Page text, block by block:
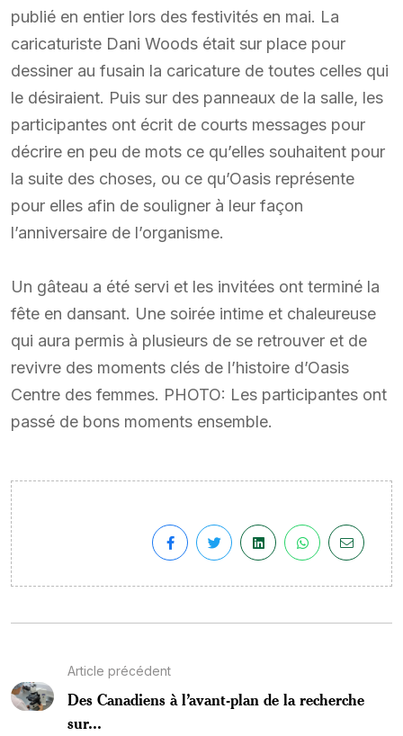
publié en entier lors des festivités en mai. La
caricaturiste Dani Woods était sur place pour
dessiner au fusain la caricature de toutes celles qui
le désiraient. Puis sur des panneaux de la salle, les
participantes ont écrit de courts messages pour
décrire en peu de mots ce qu’elles souhaitent pour
la suite des choses, ou ce qu’Oasis représente
pour elles afin de souligner à leur façon
l’anniversaire de l’organisme.
Un gâteau a été servi et les invitées ont terminé la
fête en dansant. Une soirée intime et chaleureuse
qui aura permis à plusieurs de se retrouver et de
revivre des moments clés de l’histoire d’Oasis
Centre des femmes. PHOTO: Les participantes ont
passé de bons moments ensemble.
Article précédent
Des Canadiens à l’avant-plan de la recherche
sur...